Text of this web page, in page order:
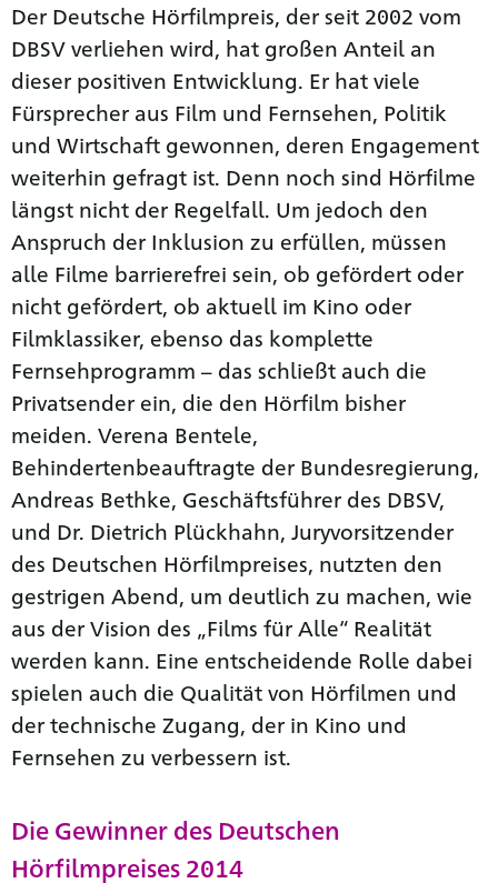
Der Deutsche Hörfilmpreis, der seit 2002 vom
DBSV verliehen wird, hat großen Anteil an
dieser positiven Entwicklung. Er hat viele
Fürsprecher aus Film und Fernsehen, Politik
und Wirtschaft gewonnen, deren Engagement
weiterhin gefragt ist. Denn noch sind Hörfilme
längst nicht der Regelfall. Um jedoch den
Anspruch der Inklusion zu erfüllen, müssen
alle Filme barrierefrei sein, ob gefördert oder
nicht gefördert, ob aktuell im Kino oder
Filmklassiker, ebenso das komplette
Fernsehprogramm – das schließt auch die
Privatsender ein, die den Hörfilm bisher
meiden. Verena Bentele,
Behindertenbeauftragte der Bundesregierung,
Andreas Bethke, Geschäftsführer des DBSV,
und Dr. Dietrich Plückhahn, Juryvorsitzender
des Deutschen Hörfilmpreises, nutzten den
gestrigen Abend, um deutlich zu machen, wie
aus der Vision des „Films für Alle“ Realität
werden kann. Eine entscheidende Rolle dabei
spielen auch die Qualität von Hörfilmen und
der technische Zugang, der in Kino und
Fernsehen zu verbessern ist.
Die Gewinner des Deutschen
Hörfilmpreises 2014